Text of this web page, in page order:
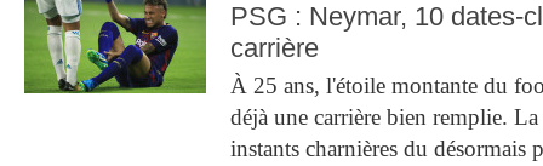
PSG : Neymar, 10 dates-
carrière
À 25 ans, l'étoile montante du
déjà une carrière bien remplie.
instants charnières du désormais